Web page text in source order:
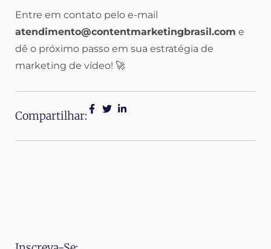
Entre em contato pelo e-mail
atendimento@contentmarketingbrasil.com e
dê o próximo passo em sua estratégia de
marketing de vídeo! 🚀
Compartilhar: